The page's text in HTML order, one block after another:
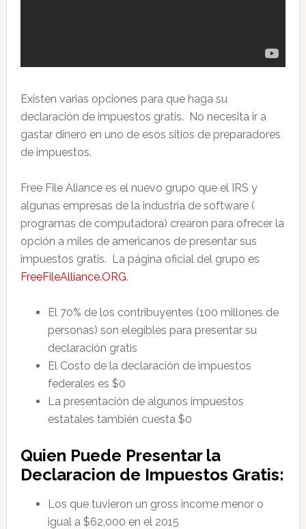
Existen varias opciones para que haga su
declaración de impuestos gratis. No necesita ir a
gastar dinero en uno de esos sitios de preparadores
de impuestos.
Free File Aliance es el nuevo grupo que el IRS y
algunas empresas de la industria de software (
programas de computadora) crearon para ofrecer la
opción a miles de americanos de presentar sus
impuestos gratis. La página oficial del grupo es
FreeFileAlliance.ORG.
El 70% de los contribuyentes (100 millones de
personas) son elegibles para presentar su
declaración gratis
El Costo de la declaración de impuestos
federales es $0
La presentación de algunos impuestos
estatales también cuesta $0
Quien Puede Presentar la
Declaracion de Impuestos Gratis:
Los que tuvieron un gross income menor o
igual a $62,000 en el 2015